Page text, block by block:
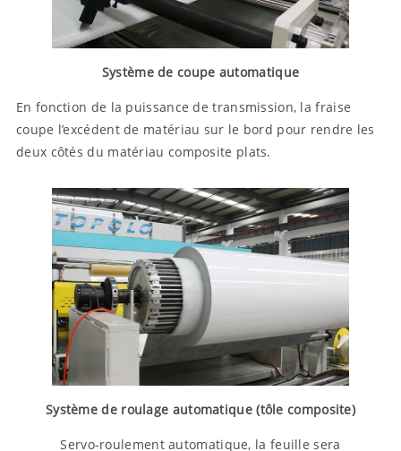
Système de coupe automatique
En fonction de la puissance de transmission, la fraise
coupe l’excédent de matériau sur le bord pour rendre les
deux côtés du matériau composite plats.
Système de roulage automatique (tôle composite)
Servo-roulement automatique, la feuille sera